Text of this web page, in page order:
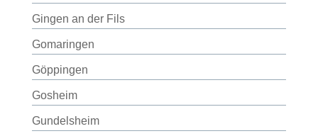
Gingen an der Fils
Gomaringen
Göppingen
Gosheim
Gundelsheim